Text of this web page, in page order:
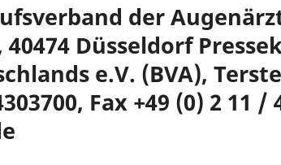
der
40474 Düsseldorf
e.V. (BVA),
Fax +49 (0) 2 11